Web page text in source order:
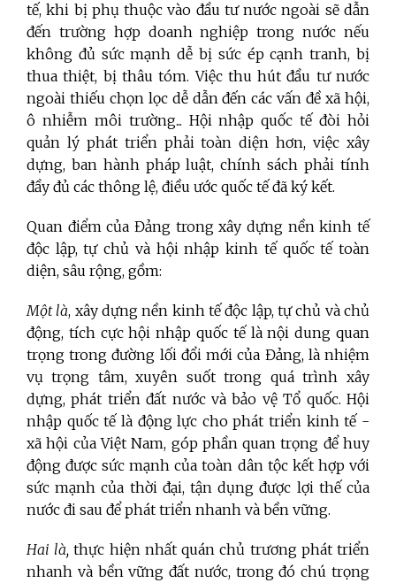
tế, khi bị phụ thuộc vào đầu tư nước ngoài sẽ dẫn
đến trường hợp doanh nghiệp trong nước nếu
không đủ sức mạnh dễ bị sức ép cạnh tranh, bị
thua thiệt, bị thâu tóm. Việc thu hút đầu tư nước
ngoài thiếu chọn lọc dễ dẫn đến các vấn đề xã hội,
ô nhiễm môi trường... Hội nhập quốc tế đòi hỏi
quản lý phát triển phải toàn diện hơn, việc xây
dựng, ban hành pháp luật, chính sách phải tính
đầy đủ các thông lệ, điều ước quốc tế đã ký kết.
Quan điểm của Đảng trong xây dựng nền kinh tế
độc lập, tự chủ và hội nhập kinh tế quốc tế toàn
diện, sâu rộng, gồm:
Một là, xây dựng nền kinh tế độc lập, tự chủ và chủ
động, tích cực hội nhập quốc tế là nội dung quan
trọng trong đường lối đổi mới của Đảng, là nhiệm
vụ trọng tâm, xuyên suốt trong quá trình xây
dựng, phát triển đất nước và bảo vệ Tổ quốc. Hội
nhập quốc tế là động lực cho phát triển kinh tế -
xã hội của Việt Nam, góp phần quan trọng để huy
động được sức mạnh của toàn dân tộc kết hợp với
sức mạnh của thời đại, tận dụng được lợi thế của
nước đi sau để phát triển nhanh và bền vững.
Hai là, thực hiện nhất quán chủ trương phát triển
nhanh và bền vững đất nước, trong đó chú trọng